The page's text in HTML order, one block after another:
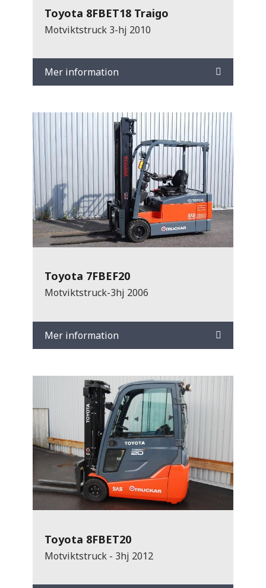
Toyota 8FBET18 Traigo
Motviktstruck 3-hj 2010
Mer information
Toyota 7FBEF20
Motviktstruck-3hj 2006
Mer information
Toyota 8FBET20
Motviktstruck - 3hj 2012